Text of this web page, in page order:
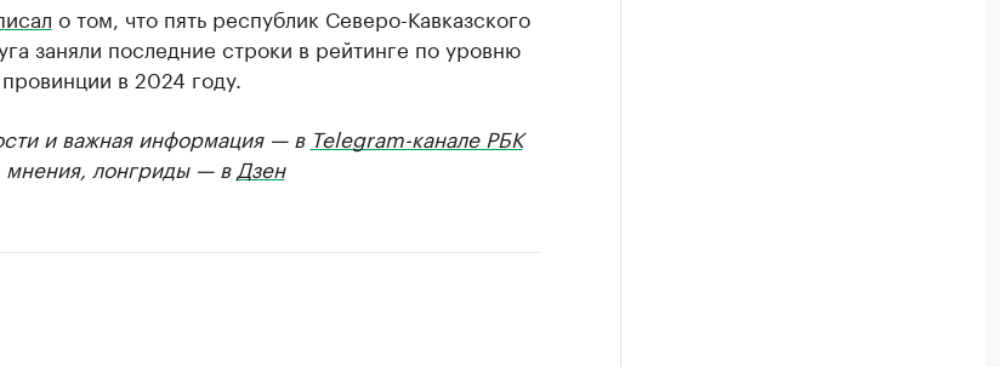
о том, что пять республик Северо-Кавказского
заняли последние строки в рейтинге по уровню
в 2024 году.
и важная информация — в Telegram-канале РБК
мнения, лонгриды — в Дзен